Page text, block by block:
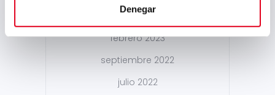
Denegar
marzo 2023
febrero 2023
septiembre 2022
julio 2022